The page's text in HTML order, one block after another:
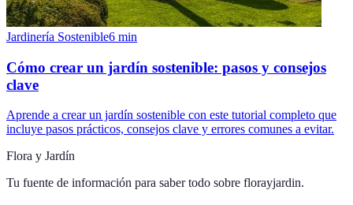
Jardinería Sostenible6 min
Cómo crear un jardín sostenible: pasos y consejos
clave
Aprende a crear un jardín sostenible con este tutorial completo que
incluye pasos prácticos, consejos clave y errores comunes a evitar.
Flora y Jardín
Tu fuente de información para saber todo sobre florayjardin.